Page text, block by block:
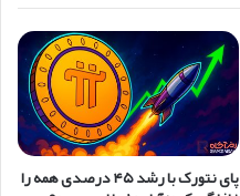
پای نتورک با رشد ۴۵ درصدی همه را